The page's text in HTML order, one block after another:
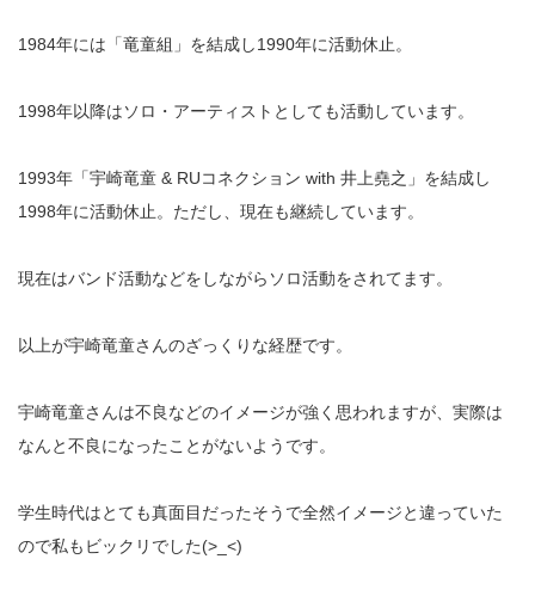
1984年には「竜童組」を結成し1990年に活動休止。
1998年以降はソロ・アーティストとしても活動しています。
1993年「宇崎竜童 & RUコネクション with 井上堯之」を結成し
1998年に活動休止。ただし、現在も継続しています。
現在はバンド活動などをしながらソロ活動をされてます。
以上が宇崎竜童さんのざっくりな経歴です。
宇崎竜童さんは不良などのイメージが強く思われますが、実際は
なんと不良になったことがないようです。
学生時代はとても真面目だったそうで全然イメージと違っていた
ので私もビックリでした(>_<)